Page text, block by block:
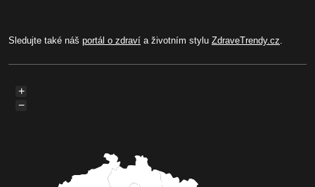
Sledujte také náš portál o zdraví a životním stylu ZdraveTrendy.cz.
+
−